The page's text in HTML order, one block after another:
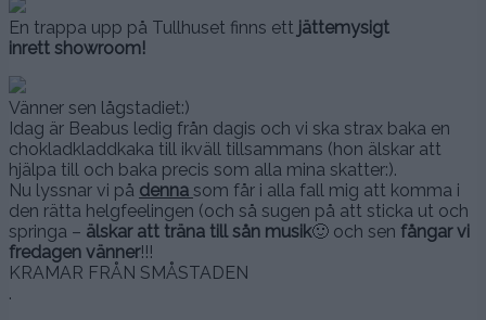
En trappa upp på Tullhuset finns ett jättemysigt
inrett showroom!
Vänner sen lågstadiet:)
Idag är Beabus ledig från dagis och vi ska strax baka en
chokladkladdkaka till ikväll tillsammans (hon älskar att
hjälpa till och baka precis som alla mina skatter:).
Nu lyssnar vi på denna som får i alla fall mig att komma i
den rätta helgfeelingen (och så sugen på att sticka ut och
springa – älskar att träna till sån musik🙂 och sen fångar vi
fredagen vänner!!!
KRAMAR FRÅN SMÅSTADEN
.